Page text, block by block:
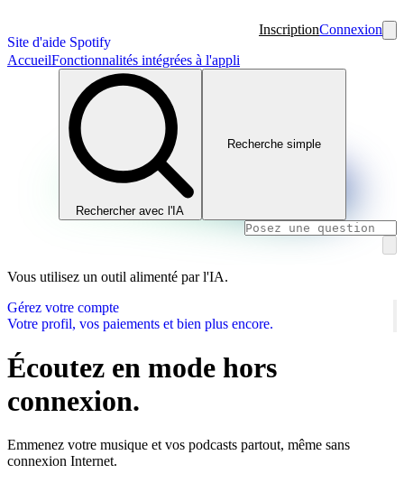
Site d'aide Spotify
InscriptionConnexion
AccueilFonctionnalités intégrées à l'appli
Rechercher avec l'IA
Recherche simple
Vous utilisez un outil alimenté par l'IA.
Gérez votre compte
Votre profil, vos paiements et bien plus encore.
Écoutez en mode hors
connexion.
Emmenez votre musique et vos podcasts partout, même sans
connexion Internet.